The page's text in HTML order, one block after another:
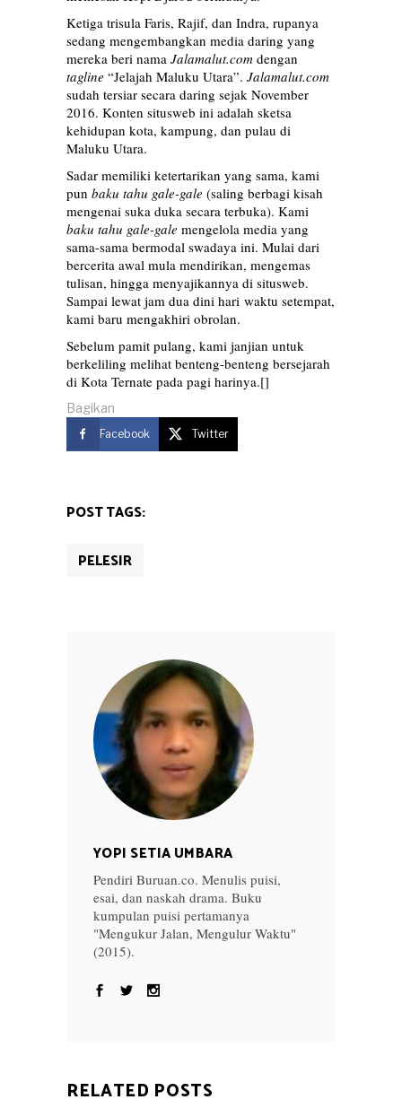
Ketiga trisula Faris, Rajif, dan Indra, rupanya
sedang mengembangkan media daring yang
mereka beri nama Jalamalut.com dengan
tagline “Jelajah Maluku Utara”. Jalamalut.com
sudah tersiar secara daring sejak November
2016. Konten situsweb ini adalah sketsa
kehidupan kota, kampung, dan pulau di
Maluku Utara.
Sadar memiliki ketertarikan yang sama, kami
pun baku tahu gale-gale (saling berbagi kisah
mengenai suka duka secara terbuka). Kami
baku tahu gale-gale mengelola media yang
sama-sama bermodal swadaya ini. Mulai dari
bercerita awal mula mendirikan, mengemas
tulisan, hingga menyajikannya di situsweb.
Sampai lewat jam dua dini hari waktu setempat,
kami baru mengakhiri obrolan.
Sebelum pamit pulang, kami janjian untuk
berkeliling melihat benteng-benteng bersejarah
di Kota Ternate pada pagi harinya.[]
Bagikan
Facebook Twitter
POST TAGS:
PELESIR
YOPI SETIA UMBARA
Pendiri Buruan.co. Menulis puisi,
esai, dan naskah drama. Buku
kumpulan puisi pertamanya
"Mengukur Jalan, Mengulur Waktu"
(2015).
RELATED POSTS